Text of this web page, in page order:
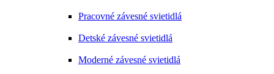
Pracovné závesné svietidlá
Detské závesné svietidlá
Moderné závesné svietidlá